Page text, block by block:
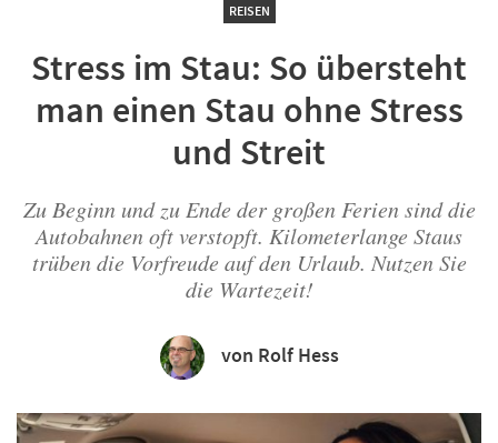
REISEN
Stress im Stau: So übersteht
man einen Stau ohne Stress
und Streit
Zu Beginn und zu Ende der großen Ferien sind die
Autobahnen oft verstopft. Kilometerlange Staus
trüben die Vorfreude auf den Urlaub. Nutzen Sie
die Wartezeit!
von Rolf Hess